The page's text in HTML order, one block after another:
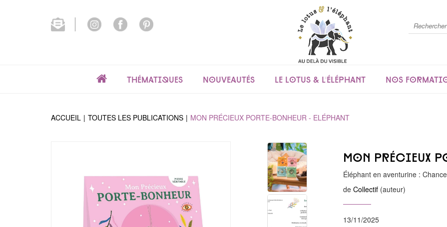
Thématiques Nouveautés Le lotus & l'éléphant Nos
ACCUEIL TOUTES LES PUBLICATIONS MON PRÉCIEUX PORTE-BONHEUR - ELÉPHANT
Mon précieux
Éléphant en aventurine :
de Collectif (auteur)
13/11/2025